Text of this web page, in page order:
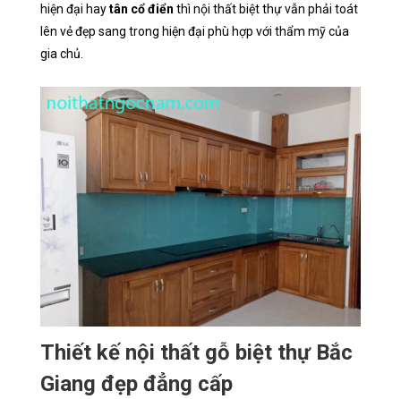
hiện đại haytân cổ điển thì nội thất biệt thự vẫn phải toát
lên vẻ đẹp sang trong hiện đại phù hợp với thẩm mỹ của
gia chủ.
Thiết kế nội thất gỗ biệt thự Bắc
Giang đẹp đẳng cấp